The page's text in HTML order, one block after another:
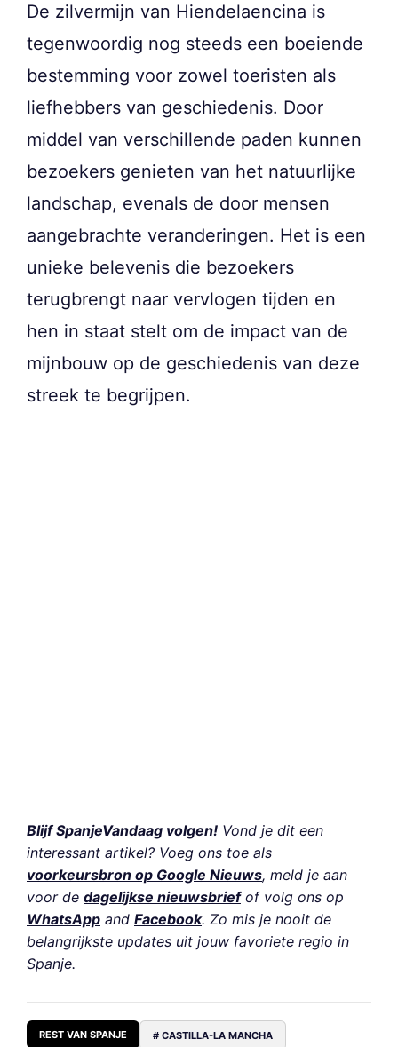
De zilvermijn van Hiendelaencina is
tegenwoordig nog steeds een boeiende
bestemming voor zowel toeristen als
liefhebbers van geschiedenis. Door
middel van verschillende paden kunnen
bezoekers genieten van het natuurlijke
landschap, evenals de door mensen
aangebrachte veranderingen. Het is een
unieke belevenis die bezoekers
terugbrengt naar vervlogen tijden en
hen in staat stelt om de impact van de
mijnbouw op de geschiedenis van deze
streek te begrijpen.
Blijf SpanjeVandaag volgen! Vond je dit een
interessant artikel? Voeg ons toe als
voorkeursbron op Google Nieuws, meld je aan
voor de dagelijkse nieuwsbriefof volg ons op
WhatsApp and Facebook. Zo mis je nooit de
belangrijkste updates uit jouw favoriete regio in
Spanje.
REST VAN SPANJE # CASTILLA-LA MANCHA